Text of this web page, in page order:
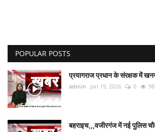
POPULAR POSTS
प्रयागराज प्रधान के संरक्षक में
admin Jan 19, 2026 0 98
बहराइच,,,वजीरगंज में नई पुलिस